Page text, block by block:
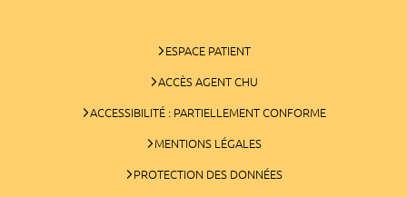
ESPACE PATIENT
ACCÈS AGENT CHU
ACCESSIBILITÉ : PARTIELLEMENT CONFORME
MENTIONS LÉGALES
PROTECTION DES DONNÉES